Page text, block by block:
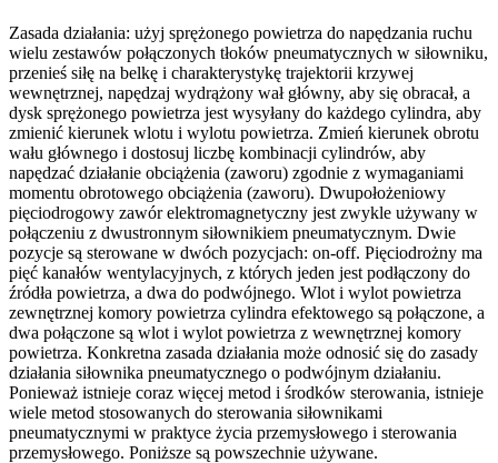
Zasada działania: użyj sprężonego powietrza do napędzania ruchu
wielu zestawów połączonych tłoków pneumatycznych w siłowniku,
przenieś siłę na belkę i charakterystykę trajektorii krzywej
wewnętrznej, napędzaj wydrążony wał główny, aby się obracał, a
dysk sprężonego powietrza jest wysyłany do każdego cylindra, aby
zmienić kierunek wlotu i wylotu powietrza. Zmień kierunek obrotu
wału głównego i dostosuj liczbę kombinacji cylindrów, aby
napędzać działanie obciążenia (zaworu) zgodnie z wymaganiami
momentu obrotowego obciążenia (zaworu). Dwupołożeniowy
pięciodrogowy zawór elektromagnetyczny jest zwykle używany w
połączeniu z dwustronnym siłownikiem pneumatycznym. Dwie
pozycje są sterowane w dwóch pozycjach: on-off. Pięciodrożny ma
pięć kanałów wentylacyjnych, z których jeden jest podłączony do
źródła powietrza, a dwa do podwójnego. Wlot i wylot powietrza
zewnętrznej komory powietrza cylindra efektowego są połączone, a
dwa połączone są wlot i wylot powietrza z wewnętrznej komory
powietrza. Konkretna zasada działania może odnosić się do zasady
działania siłownika pneumatycznego o podwójnym działaniu.
Ponieważ istnieje coraz więcej metod i środków sterowania, istnieje
wiele metod stosowanych do sterowania siłownikami
pneumatycznymi w praktyce życia przemysłowego i sterowania
przemysłowego. Poniższe są powszechnie używane.